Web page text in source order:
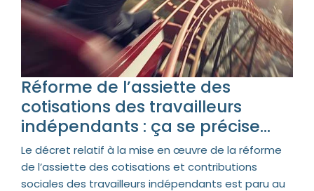
Réforme de l’assiette des
cotisations des travailleurs
indépendants : ça se précise…
Le décret relatif à la mise en œuvre de la réforme
de l’assiette des cotisations et contributions
sociales des travailleurs indépendants est paru au